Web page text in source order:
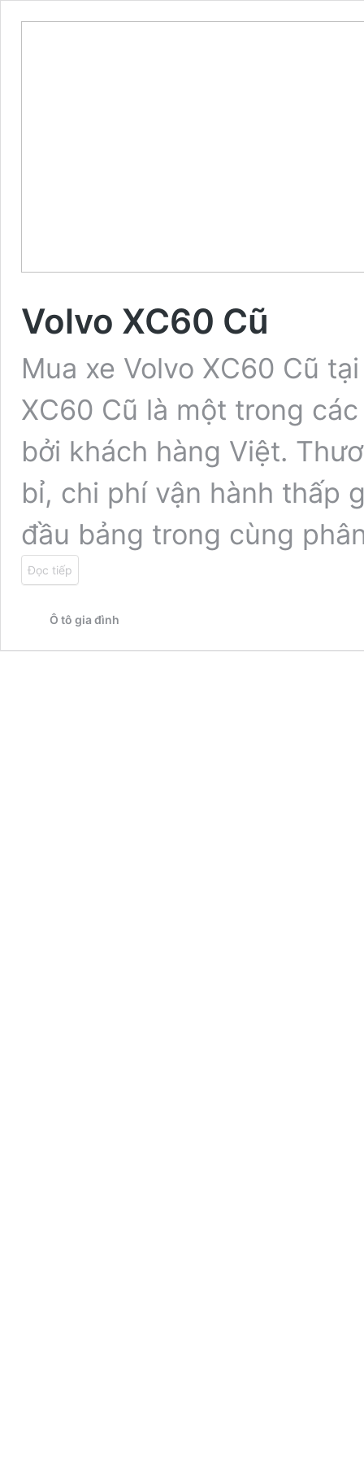
Volvo XC60 Cũ
Mua xe Volvo XC60 Cũ
XC60 Cũ là một trong
bởi khách hàng Việt.
bỉ, chi phí vận hành thấp
đầu bảng trong cùng
Đọc tiếp
Ô tô gia đình